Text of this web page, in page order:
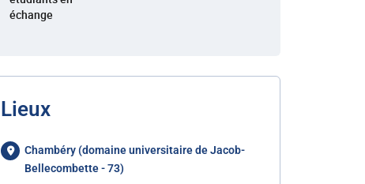
échange
Lieux
Chambéry (domaine universitaire de Jacob-
Bellecombette - 73)